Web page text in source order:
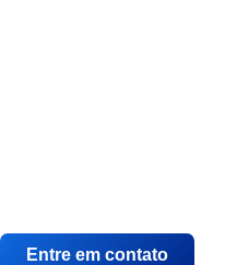
Entre em contato